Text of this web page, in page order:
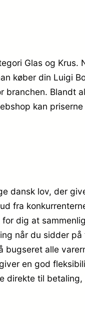
Glas og Krus.
køber din Luigi
branchen. Blandt
kan
dansk lov, der
fra
dig at
når du sidder
bugseret alle
en god
direkte til betaling,